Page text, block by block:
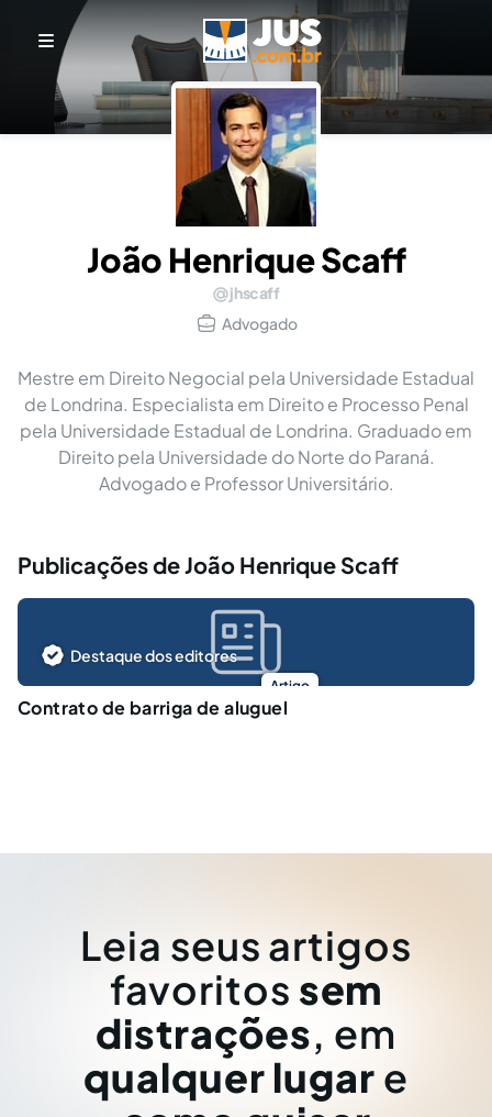
João Henrique Scaff
jhscaff
Advogado
Mestre em Direito Negocial pela Universidade Estadual
de Londrina. Especialista em Direito e Processo Penal
pela Universidade Estadual de Londrina. Graduado em
Direito pela Universidade do Norte do Paraná.
Advogado e Professor Universitário.
Publicações de João Henrique Scaff
Artigo
Destaque dos editores
Contrato de barriga de aluguel
Leia seus artigos
favoritos sem
distrações, em
qualquer lugar e